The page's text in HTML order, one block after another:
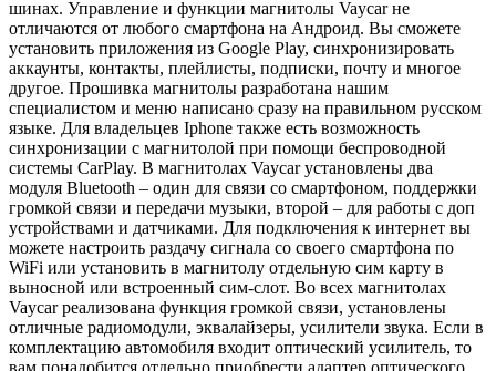
шинах. Управление и функции магнитолы Vaycar не
отличаются от любого смартфона на Андроид. Вы сможете
установить приложения из Google Play, синхронизировать
аккаунты, контакты, плейлисты, подписки, почту и многое
другое. Прошивка магнитолы разработана нашим
специалистом и меню написано сразу на правильном русском
языке. Для владельцев Iphone также есть возможность
синхронизации с магнитолой при помощи беспроводной
системы CarPlay. В магнитолах Vaycar установлены два
модуля Bluetooth – один для связи со смартфоном, поддержки
громкой связи и передачи музыки, второй – для работы с доп
устройствами и датчиками. Для подключения к интернет вы
можете настроить раздачу сигнала со своего смартфона по
WiFi или установить в магнитолу отдельную сим карту в
выносной или встроенный сим-слот. Во всех магнитолах
Vaycar реализована функция громкой связи, установлены
отличные радиомодули, эквалайзеры, усилители звука. Если в
комплектацию автомобиля входит оптический усилитель, то
вам понадобится отдельно приобрести адаптер оптического